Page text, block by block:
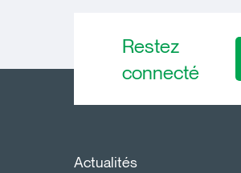
Restez
connecté
Actualités